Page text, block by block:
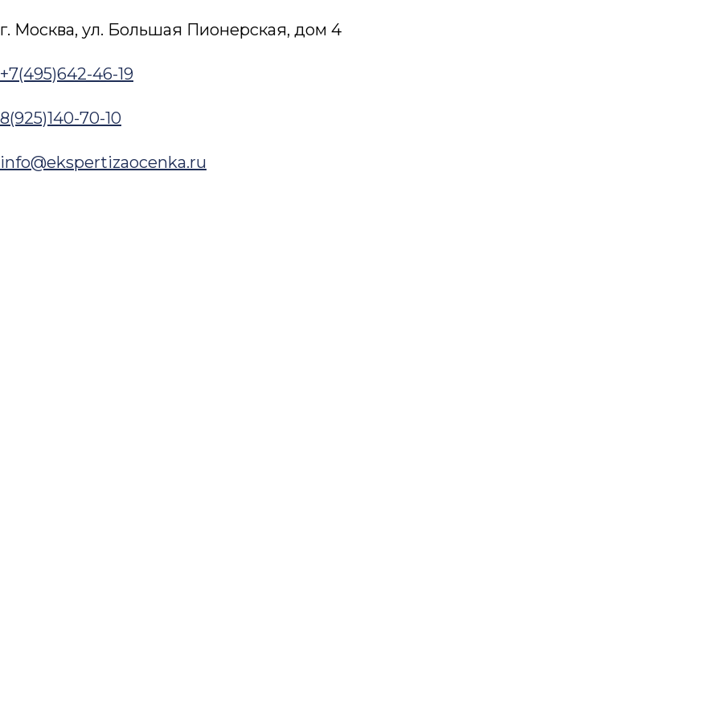
Перейти к содержимому
г. Москва, ул. Большая Пионерская, дом 4​
+7(495)642-46-19
8(925)140-70-10
info@ekspertizaocenka.ru